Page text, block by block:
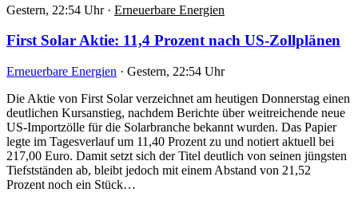
Gestern, 22:54 Uhr · Erneuerbare Energien
First Solar Aktie: 11,4 Prozent nach US-Zollplänen
Erneuerbare Energien · Gestern, 22:54 Uhr
Die Aktie von First Solar verzeichnet am heutigen Donnerstag einen
deutlichen Kursanstieg, nachdem Berichte über weitreichende neue
US-Importzölle für die Solarbranche bekannt wurden. Das Papier
legte im Tagesverlauf um 11,40 Prozent zu und notiert aktuell bei
217,00 Euro. Damit setzt sich der Titel deutlich von seinen jüngsten
Tiefstständen ab, bleibt jedoch mit einem Abstand von 21,52
Prozent noch ein Stück…